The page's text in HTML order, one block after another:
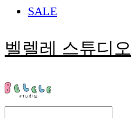
SALE
벨렐레 스튜디오